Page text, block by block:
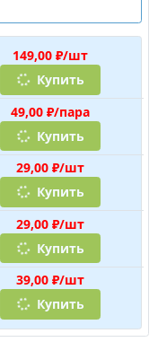
149,00 ₽/шт
Купить
49,00 ₽/пара
Купить
29,00 ₽/шт
Купить
29,00 ₽/шт
Купить
39,00 ₽/шт
Купить